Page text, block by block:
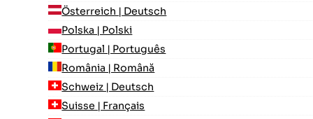
Österreich | Deutsch
Polska | Polski
Portugal | Português
România | Română
Schweiz | Deutsch
Suisse | Français